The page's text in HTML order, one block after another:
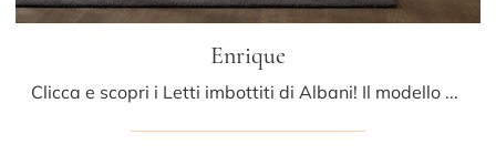
Enrique
Clicca e scopri i Letti imbottiti di Albani! Il modello Enrique in pelle ti sta aspettando nelle versioni matrimoniali.